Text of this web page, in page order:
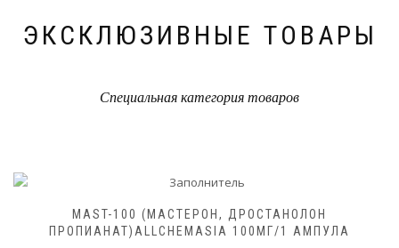
ЭКСКЛЮЗИВНЫЕ ТОВАРЫ
Специальная категория товаров
MAST-100 (МАСТЕРОН, ДРОСТАНОЛОН
ПРОПИАНАТ)ALLCHEMASIA 100МГ/1 АМПУЛА